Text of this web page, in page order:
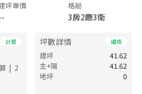
坪單價 格局
3房2廳3衛
計算
| 2
坪數詳情 細項
建坪
41.62
主+陽
41.62
地坪
0